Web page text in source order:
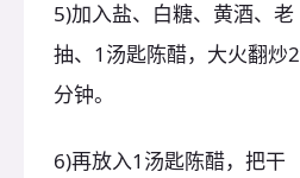
5)加入盐、白糖、黄酒、老
抽、1汤匙陈醋，大火翻炒2
分钟。
6)再放入1汤匙陈醋，把干